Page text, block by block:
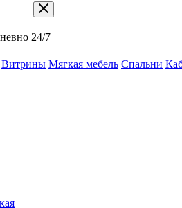
24/7
Витрины Мягкая мебель Спальни